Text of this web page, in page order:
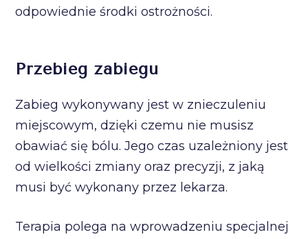
odpowiednie środki ostrożności.
Przebieg zabiegu
Zabieg wykonywany jest w znieczuleniu
miejscowym, dzięki czemu nie musisz
obawiać się bólu. Jego czas uzależniony jest
od wielkości zmiany oraz precyzji, z jaką
musi być wykonany przez lekarza.
Terapia polega na wprowadzeniu specjalnej